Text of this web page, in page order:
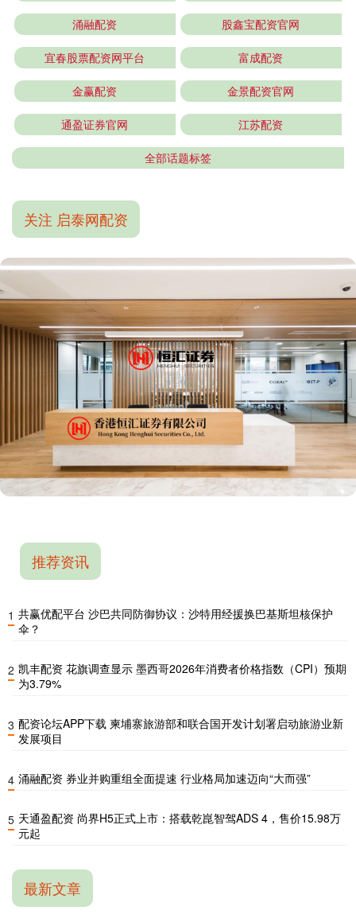
涌融配资 股鑫宝配资官网
宜春股票配资网平台 富成配资
金赢配资 金景配资官网
通盈证券官网 江苏配资
全部话题标签
关注 启泰网配资
推荐资讯
1 共赢优配平台 沙巴共同防御协议：沙特用经援换巴基斯坦核保护
伞？
2 凯丰配资 花旗调查显示 墨西哥2026年消费者价格指数（CPI）预期
为3.79%
3 配资论坛APP下载 柬埔寨旅游部和联合国开发计划署启动旅游业新
发展项目
4 涌融配资 券业并购重组全面提速 行业格局加速迈向“大而强”
5 天通盈配资 尚界H5正式上市：搭载乾崑智驾ADS 4，售价15.98万
元起
最新文章